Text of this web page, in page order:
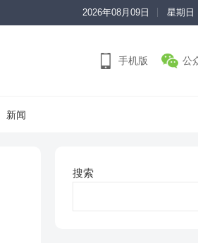
2026年08月09日 星期日
手机版 公
新闻
搜索